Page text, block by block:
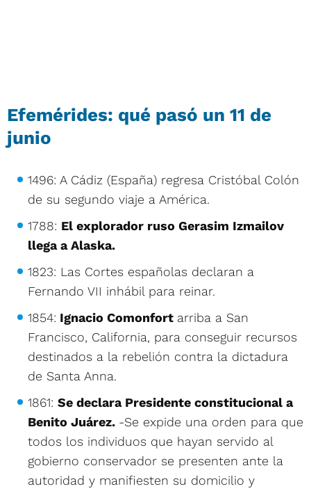
Efemérides: qué pasó un 11 de
junio
1496: A Cádiz (España) regresa Cristóbal Colón
de su segundo viaje a América.
1788: El explorador ruso Gerasim Izmailov
llega a Alaska.
1823: Las Cortes españolas declaran a
Fernando VII inhábil para reinar.
1854: Ignacio Comonfort arriba a San
Francisco, California, para conseguir recursos
destinados a la rebelión contra la dictadura
de Santa Anna.
1861: Se declara Presidente constitucional a
Benito Juárez. -Se expide una orden para que
todos los individuos que hayan servido al
gobierno conservador se presenten ante la
autoridad y manifiesten su domicilio y